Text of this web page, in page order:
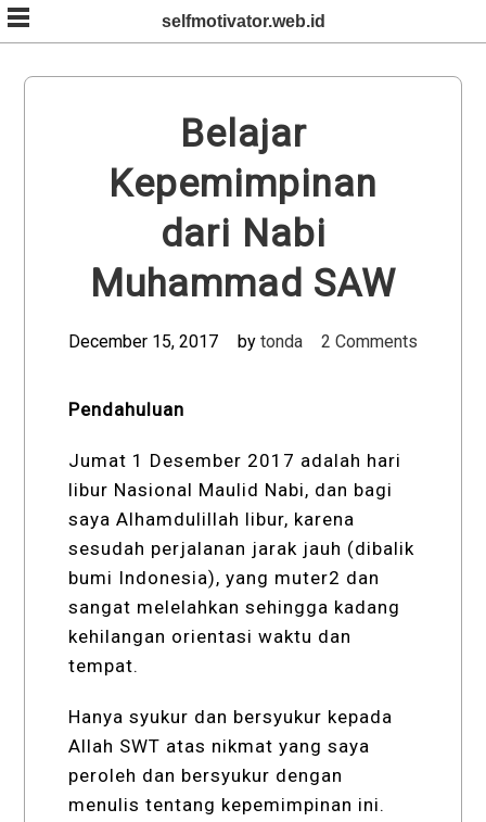
Skip
to
content
selfmotivator.web.id
Belajar
Kepemimpinan
dari Nabi
Muhammad SAW
December 15, 2017 by tonda 2 Comments
Pendahuluan
Jumat 1 Desember 2017 adalah hari
libur Nasional Maulid Nabi, dan bagi
saya Alhamdulillah libur, karena
sesudah perjalanan jarak jauh (dibalik
bumi Indonesia), yang muter2 dan
sangat melelahkan sehingga kadang
kehilangan orientasi waktu dan
tempat.
Hanya syukur dan bersyukur kepada
Allah SWT atas nikmat yang saya
peroleh dan bersyukur dengan
menulis tentang kepemimpinan ini.